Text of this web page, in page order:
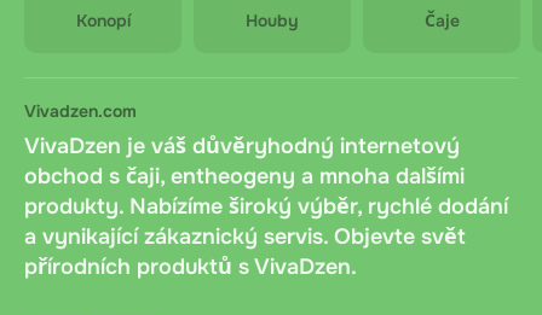
Konopí Houby Čaje
Vivadzen.com
VivaDzen je váš důvěryhodný internetový
obchod s čaji, entheogeny a mnoha dalšími
produkty. Nabízíme široký výběr, rychlé dodání
a vynikající zákaznický servis. Objevte svět
přírodních produktů s VivaDzen.